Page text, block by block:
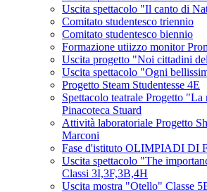
Uscita spettacolo "Il canto di
Comitato studentesco triennio
Comitato studentesco biennio
Formazione utiizzo monitor
Uscita progetto "Noi cittadini
Uscita spettacolo "Ogni
Progetto Steam Studentesse 4E
Spettacolo teatrale Progetto
Pinacoteca Stuard
Attività laboratoriale Progetto
Marconi
Fase d'istituto OLIMPIADI DI
Uscita spettacolo "The
Classi 3I,3F,3B,4H
Uscita mostra "Otello" Classe